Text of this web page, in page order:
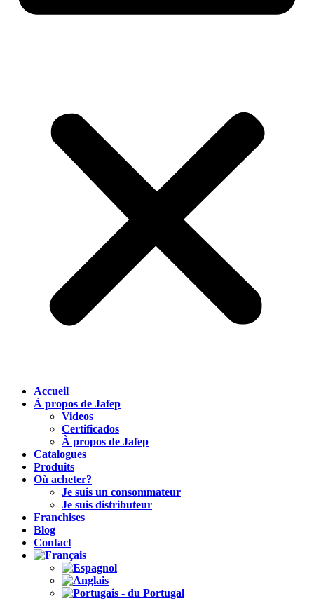
Accueil
À propos de Jafep
Videos
Certificados
À propos de Jafep
Catalogues
Produits
Où acheter?
Je suis un consommateur
Je suis distributeur
Franchises
Blog
Contact